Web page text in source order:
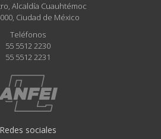
Alcaldía Cuauhtémoc
Ciudad de México
Teléfonos
55 5512 2230
55 5512 2231
Redes sociales